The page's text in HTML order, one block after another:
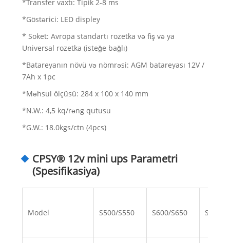
*Transfer vaxtı: Tipik 2-8 ms
*Göstərici: LED displey
* Soket: Avropa standartı rozetka və fiş və ya
Universal rozetka (isteğe bağlı)
*Batareyanın növü və nömrəsi: AGM batareyası 12V /
7Ah x 1pc
*Məhsul ölçüsü: 284 x 100 x 140 mm
*N.W.: 4,5 kq/rəng qutusu
*G.W.: 18.0kgs/ctn (4pcs)
CPSY® 12v mini ups Parametri
(Spesifikasiya)
Model S500/S550 S600/S650 S800/